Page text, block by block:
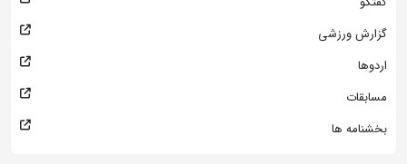
گزارش ورزشی
اردوها
مسابقات
بخشنامه ها